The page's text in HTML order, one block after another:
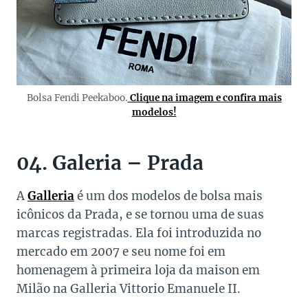
Bolsa Fendi Peekaboo. Clique na imagem e confira mais
modelos!
04. Galeria – Prada
AGalleriaé um dos modelos de bolsa mais
icônicos da Prada, e se tornou uma de suas
marcas registradas. Ela foi introduzida no
mercado em 2007 e seu nome foi em
homenagem à primeira loja da maison em
Milão na Galleria Vittorio Emanuele II.